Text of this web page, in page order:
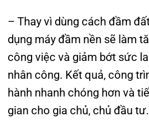
– Thay vì dùng cách đầm
dụng máy đầm nền sẽ làm
công việc và giảm bớt sức
nhân công. Kết quả, công
hành nhanh chóng hơn và
gian cho gia chủ, chủ đầu tư.